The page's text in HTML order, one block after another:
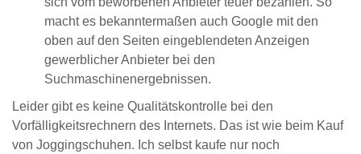
macht es bekanntermaßen auch Google mit den
oben auf den Seiten eingeblendeten Anzeigen
gewerblicher Anbieter bei den
Suchmaschinenergebnissen.
Leider gibt es keine Qualitätskontrolle bei den
Vorfälligkeitsrechnern des Internets. Das ist wie beim Kauf
von Joggingschuhen. Ich selbst kaufe nur noch